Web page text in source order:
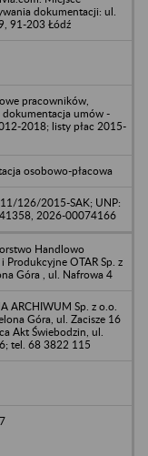
dokumentacji: ul.
91-203 Łódź
pracowników,
dokumentacja umów -
2018; listy płac 2015-
osobowo-płacowa
126/2015-SAK; UNP:
2026-00074166
Handlowo
i Produkcyjne OTAR Sp. z
Góra , ul. Nafrowa 4
ARCHIWUM Sp. z o.o.
Góra, ul. Zacisze 16
Akt Świebodzin, ul.
tel. 68 3822 115